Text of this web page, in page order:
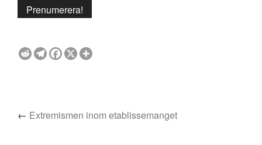
← Extremismen inom etablissemanget